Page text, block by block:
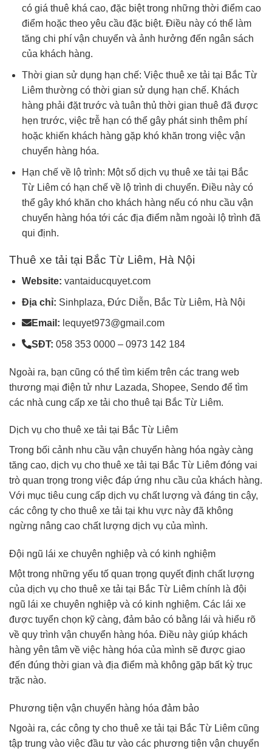
có giá thuê khá cao, đặc biệt trong những thời điểm cao
điểm hoặc theo yêu cầu đặc biệt. Điều này có thể làm
tăng chi phí vận chuyển và ảnh hưởng đến ngân sách
của khách hàng.
Thời gian sử dụng hạn chế: Việc thuê xe tải tại Bắc Từ
Liêm thường có thời gian sử dụng hạn chế. Khách
hàng phải đặt trước và tuân thủ thời gian thuê đã được
hẹn trước, việc trễ hạn có thể gây phát sinh thêm phí
hoặc khiến khách hàng gặp khó khăn trong việc vận
chuyển hàng hóa.
Hạn chế về lộ trình: Một số dịch vụ thuê xe tải tại Bắc
Từ Liêm có hạn chế về lộ trình di chuyển. Điều này có
thể gây khó khăn cho khách hàng nếu có nhu cầu vận
chuyển hàng hóa tới các địa điểm nằm ngoài lộ trình đã
qui định.
Thuê xe tải tại Bắc Từ Liêm, Hà Nội
Website: vantaiducquyet.com
Địa chỉ: Sinhplaza, Đức Diễn, Bắc Từ Liêm, Hà Nội
Email: lequyet973@gmail.com
SĐT: 058 353 0000 – 0973 142 184
Ngoài ra, bạn cũng có thể tìm kiếm trên các trang web
thương mại điện tử như Lazada, Shopee, Sendo để tìm
các nhà cung cấp xe tải cho thuê tại Bắc Từ Liêm.
Dịch vụ cho thuê xe tải tại Bắc Từ Liêm
Trong bối cảnh nhu cầu vận chuyển hàng hóa ngày càng
tăng cao, dịch vụ cho thuê xe tải tại Bắc Từ Liêm đóng vai
trò quan trọng trong việc đáp ứng nhu cầu của khách hàng.
Với mục tiêu cung cấp dịch vụ chất lượng và đáng tin cậy,
các công ty cho thuê xe tải tại khu vực này đã không
ngừng nâng cao chất lượng dịch vụ của mình.
Đội ngũ lái xe chuyên nghiệp và có kinh nghiệm
Một trong những yếu tố quan trọng quyết định chất lượng
của dịch vụ cho thuê xe tải tại Bắc Từ Liêm chính là đội
ngũ lái xe chuyên nghiệp và có kinh nghiệm. Các lái xe
được tuyển chọn kỹ càng, đảm bảo có bằng lái và hiểu rõ
về quy trình vận chuyển hàng hóa. Điều này giúp khách
hàng yên tâm về việc hàng hóa của mình sẽ được giao
đến đúng thời gian và địa điểm mà không gặp bất kỳ trục
trặc nào.
Phương tiện vận chuyển hàng hóa đảm bảo
Ngoài ra, các công ty cho thuê xe tải tại Bắc Từ Liêm cũng
tập trung vào việc đầu tư vào các phương tiện vận chuyển